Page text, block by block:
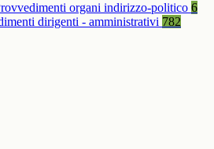
organi indirizzo-politico 6
dirigenti - amministrativi 782